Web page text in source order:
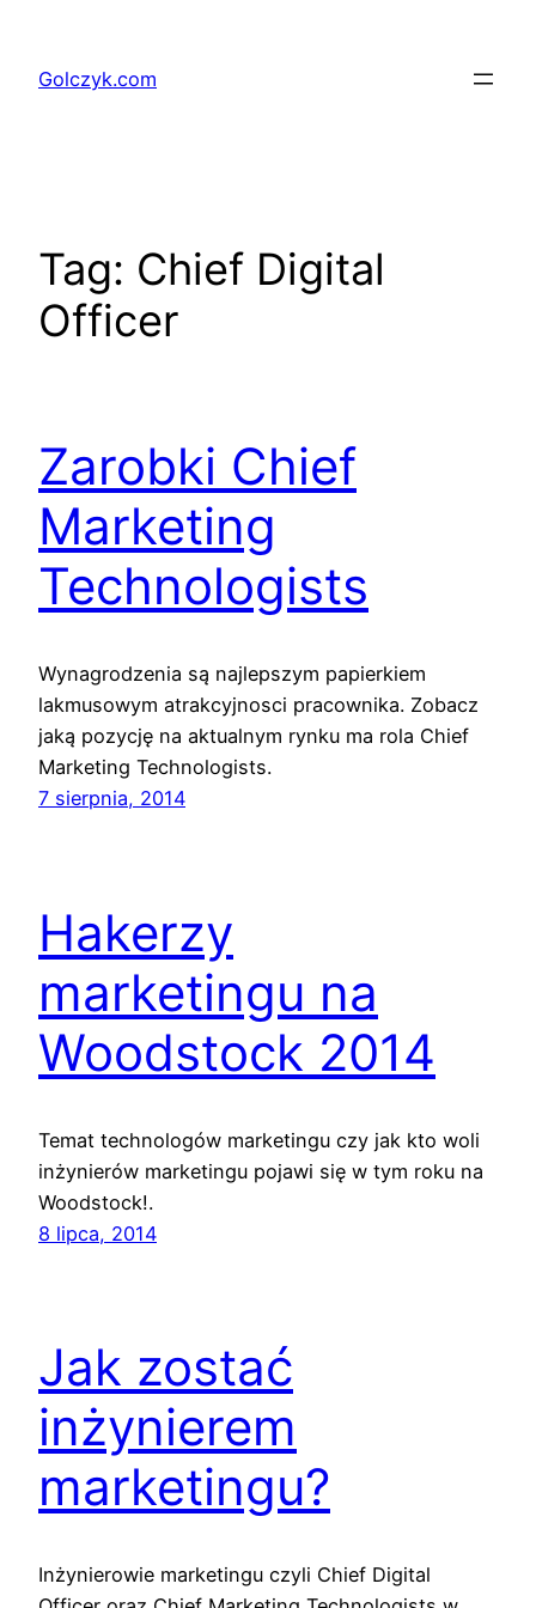
treściGolczyk.com
Tag: Chief Digital
Officer
Zarobki Chief
Marketing
Technologists
Wynagrodzenia są najlepszym papierkiem
lakmusowym atrakcyjnosci pracownika. Zobacz
jaką pozycję na aktualnym rynku ma rola Chief
Marketing Technologists.
7 sierpnia, 2014
Hakerzy
marketingu na
Woodstock 2014
Temat technologów marketingu czy jak kto woli
inżynierów marketingu pojawi się w tym roku na
Woodstock!.
8 lipca, 2014
Jak zostać
inżynierem
marketingu?
Inżynierowie marketingu czyli Chief Digital